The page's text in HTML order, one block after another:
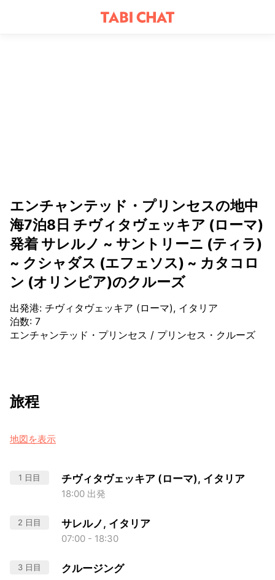
エンチャンテッド・プリンセスの地中
海7泊8日 チヴィタヴェッキア (ローマ)
発着 サレルノ ~ サントリーニ (ティラ)
~ クシャダス (エフェソス) ~ カタコロ
ン (オリンピア)のクルーズ
出発港: チヴィタヴェッキア (ローマ), イタリア
泊数: 7
エンチャンテッド・プリンセス / プリンセス・クルーズ
旅程
地図を表示
1 日目 チヴィタヴェッキア (ローマ), イタリア
18:00 出発
2 日目 サレルノ, イタリア
07:00 - 18:30
3 日目 クルージング